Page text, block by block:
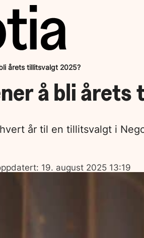
årets tillitsvalgt 2025?
å bli
år til en tillitsvalgt i
19. august 2025 13:19